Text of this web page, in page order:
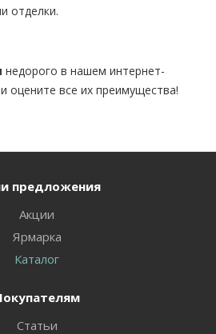
отделки.
недорого в нашем интернет-
оцените все их преимущества!
предложения
Акции
Ярмарка
Каталог
Статьи